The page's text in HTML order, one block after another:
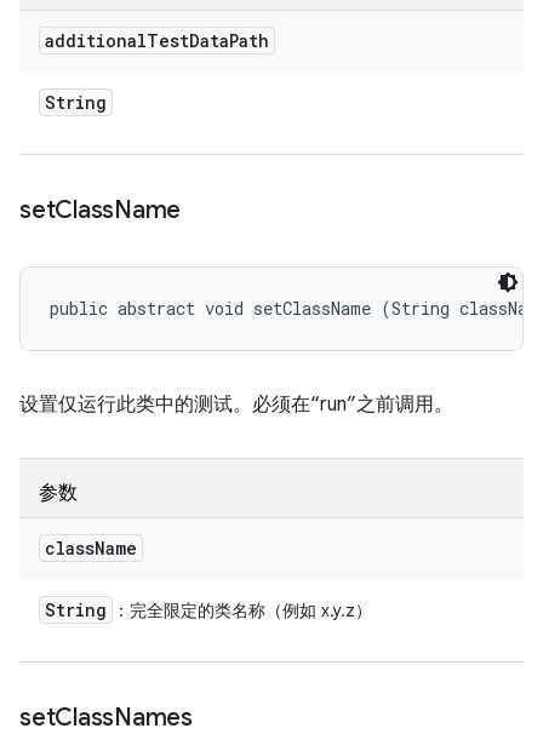
additionalTestDataPath
String
setClassName
public abstract void setClassName (String
设置仅运行此类中的测试。必须在“run”之前调用。
参数
className
String ：完全限定的类名称（例如 x.y.z）
setClassNames